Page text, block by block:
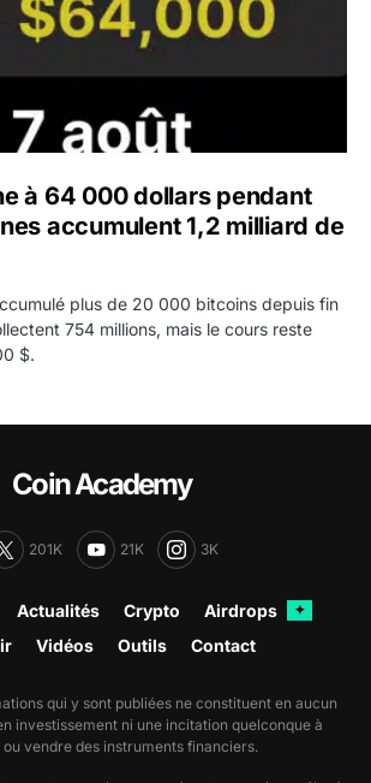
à 64 000 dollars pendant
accumulent 1,2 milliard de
plus de 20 000 bitcoins depuis fin
754 millions, mais le cours reste
$.
Coin Academy
201K 21K 3K
Actualités Crypto Airdrops ✦
Vidéos Outils Contact
qui y sont publiées ne constituent en aucun
investissement ni une incitation quelconque à
vendre des instruments financiers.